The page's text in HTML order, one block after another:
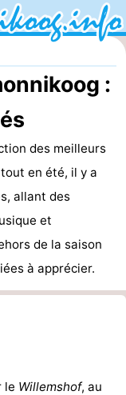
:
des meilleurs
en été, il y a
allant des
et
de la saison
à apprécier.
le Willemshof, au